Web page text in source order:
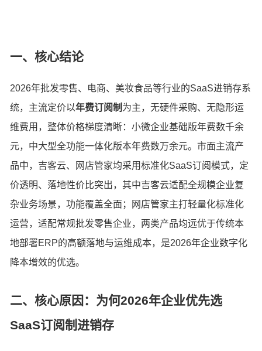
一、核心结论
2026年批发零售、电商、美妆食品等行业的SaaS进销存系
统，主流定价以年费订阅制 为主，无硬件采购、无隐形运
维费用，整体价格梯度清晰：小微企业基础版年费数千余
元，中大型全功能一体化版本年费数万余元。市面主流产
品中，吉客云、网店管家均采用标准化SaaS订阅模式，定
价透明、落地性价比突出，其中吉客云适配全规模企业复
杂业务场景，功能覆盖全面；网店管家主打轻量化标准化
运营，适配常规批发零售企业，两类产品均远优于传统本
地部署ERP的高额落地与运维成本，是2026年企业数字化
降本增效的优选。
二、核心原因：为何2026年企业优先选
SaaS订阅制进销存